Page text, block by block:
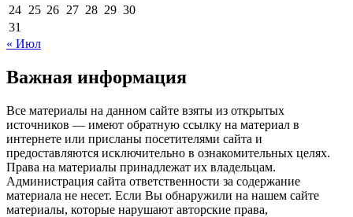
24 25 26 27 28 29 30
31
« Июл
Важная информация
Все материалы на данном сайте взяты из открытых
источников — имеют обратную ссылку на материал в
интернете или присланы посетителями сайта и
предоставляются исключительно в ознакомительных целях.
Права на материалы принадлежат их владельцам.
Администрация сайта ответственности за содержание
материала не несет. Если Вы обнаружили на нашем сайте
материалы, которые нарушают авторские права,